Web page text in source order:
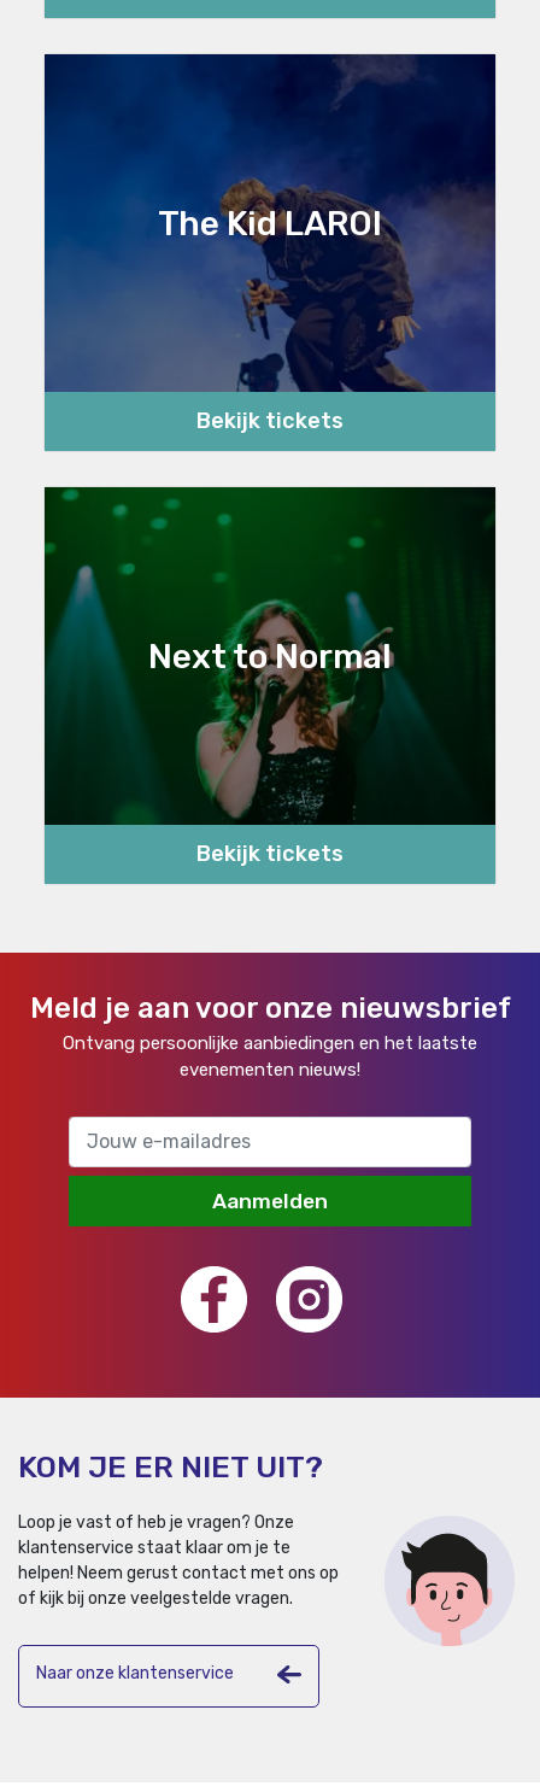
The Kid LAROI
Bekijk tickets
Next to Normal
Bekijk tickets
Meld je aan voor onze nieuwsbrief
Ontvang persoonlijke aanbiedingen en het laatste
evenementen nieuws!
Aanmelden
KOM JE ER NIET UIT?
Loop je vast of heb je vragen? Onze
klantenservice staat klaar om je te
helpen! Neem gerust contact met ons op
of kijk bij onze veelgestelde vragen.
Naar onze klantenservice